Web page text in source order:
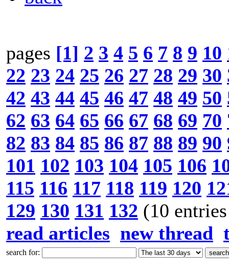
pages [1] 2 3 4 5 6 7 8 9 10
22 23 24 25 26 27 28 29 30
42 43 44 45 46 47 48 49 50
62 63 64 65 66 67 68 69 70
82 83 84 85 86 87 88 89 90
101 102 103 104 105 106
115 116 117 118 119 120
129 130 131 132 (10
read articles new thread
search for: